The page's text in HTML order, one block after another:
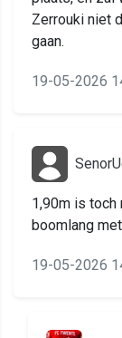
Zerrouki niet
gaan.
19-05-2026
1,90m is toch
boomlang
19-05-2026